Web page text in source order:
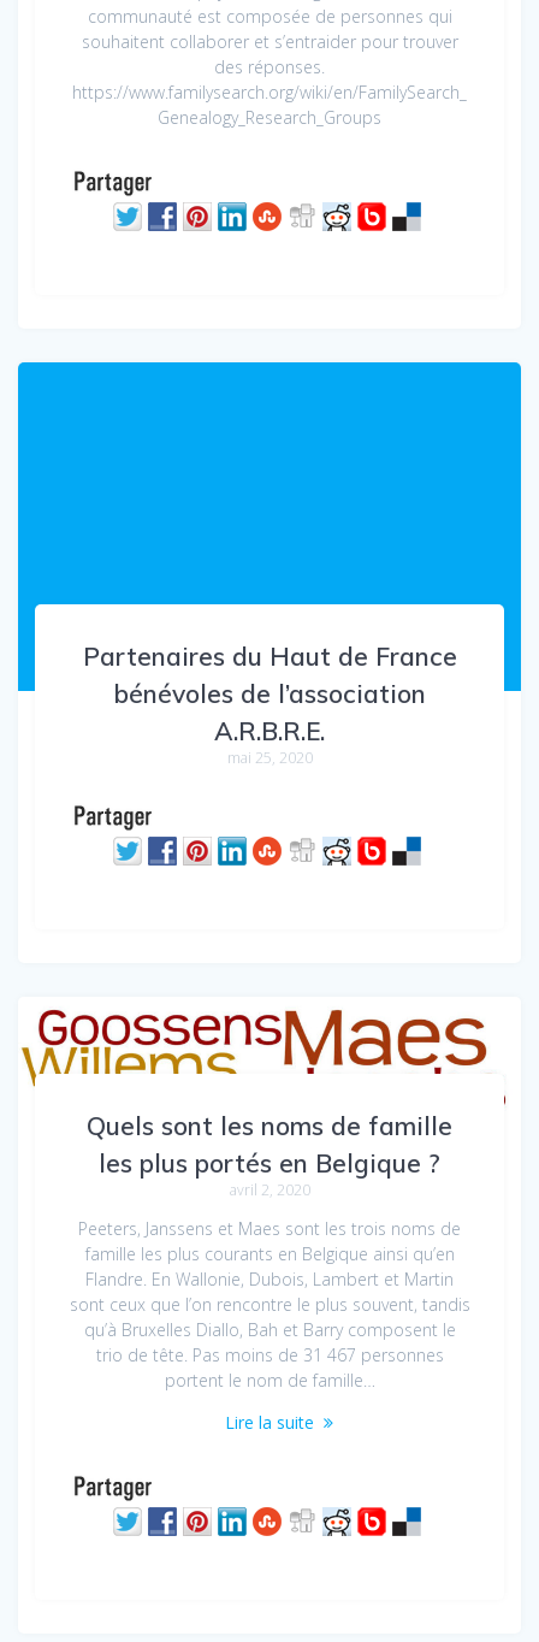
communauté est composée de personnes qui
souhaitent collaborer et s’entraider pour trouver
des réponses.
https://www.familysearch.org/wiki/en/FamilySearch_
Genealogy_Research_Groups
Partenaires du Haut de France
bénévoles de l’association
A.R.B.R.E.
mai 25, 2020
Quels sont les noms de famille
les plus portés en Belgique ?
avril 2, 2020
Peeters, Janssens et Maes sont les trois noms de
famille les plus courants en Belgique ainsi qu’en
Flandre. En Wallonie, Dubois, Lambert et Martin
sont ceux que l’on rencontre le plus souvent, tandis
qu’à Bruxelles Diallo, Bah et Barry composent le
trio de tête. Pas moins de 31 467 personnes
portent le nom de famille…
Lire la suite